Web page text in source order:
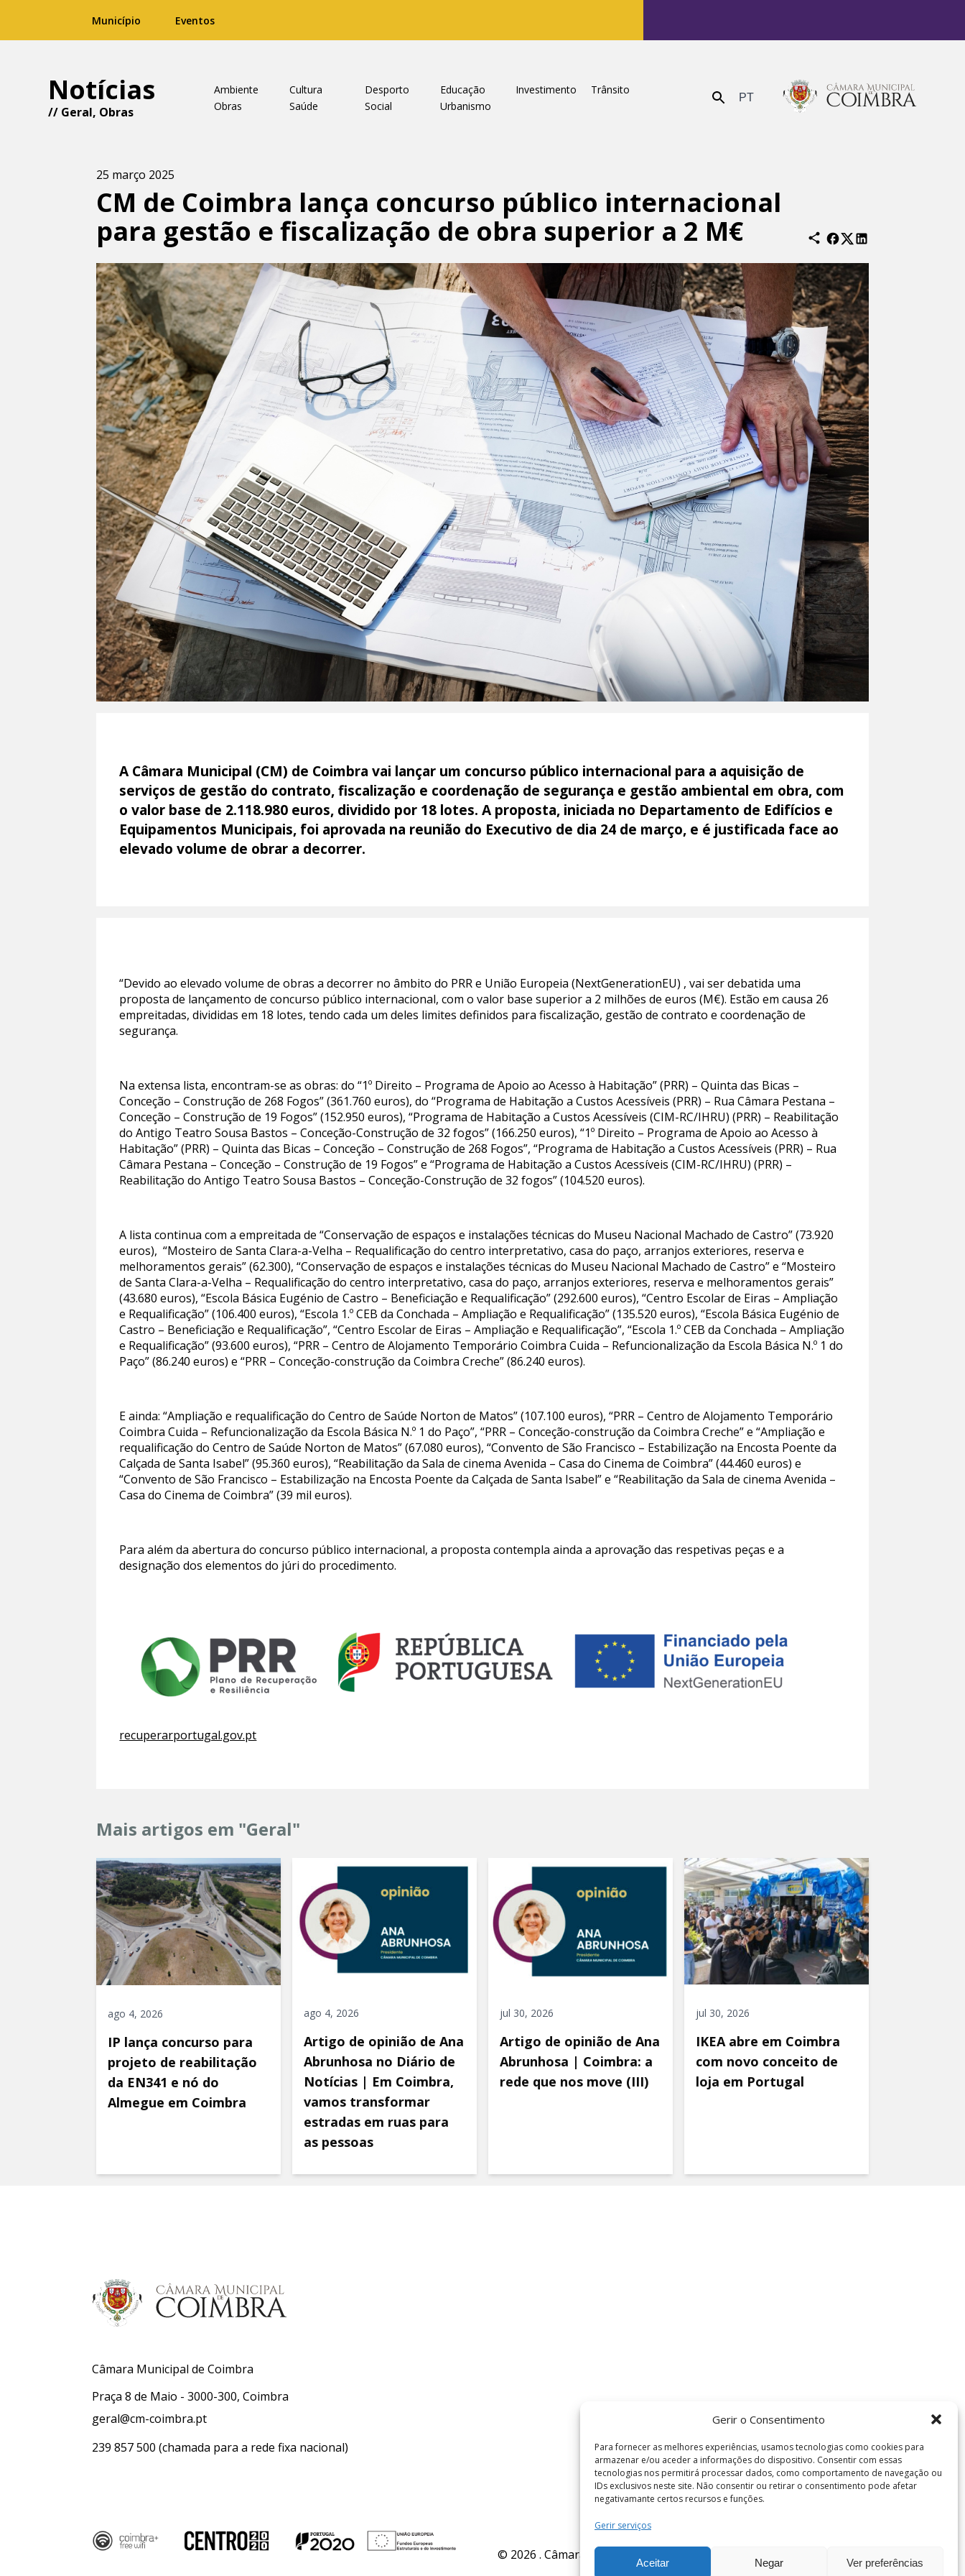
Gerir o Consentimento
Para fornecer as melhores experiências, usamos tecnologias como cookies para
armazenar e/ou aceder a informações do dispositivo. Consentir com essas
tecnologias nos permitirá processar dados, como comportamento de navegação ou
IDs exclusivos neste site. Não consentir ou retirar o consentimento pode afetar
negativamante certos recursos e funções.
Gerir serviços
Aceitar Negar Ver preferências
Município Eventos
Notícias
// Geral, Obras
Ambiente Cultura Desporto Educação Investimento
Trânsito
Obras
Saúde Social Urbanismo Enviar PT
25 março 2025
CM de Coimbra lança concurso público internacional
para gestão e fiscalização de obra superior a 2 M€
A Câmara Municipal (CM) de Coimbra vai lançar um concurso público internacional para a aquisição de
serviços de gestão do contrato, fiscalização e coordenação de segurança e gestão ambiental em obra, com
o valor base de 2.118.980 euros, dividido por 18 lotes. A proposta, iniciada no Departamento de Edifícios e
Equipamentos Municipais, foi aprovada na reunião do Executivo de dia 24 de março, e é justificada face ao
elevado volume de obrar a decorrer.
“Devido ao elevado volume de obras a decorrer no âmbito do PRR e União Europeia (NextGenerationEU) , vai ser debatida uma
proposta de lançamento de concurso público internacional, com o valor base superior a 2 milhões de euros (M€). Estão em causa 26
empreitadas, divididas em 18 lotes, tendo cada um deles limites definidos para fiscalização, gestão de contrato e coordenação de
segurança.
Na extensa lista, encontram-se as obras: do “1º Direito – Programa de Apoio ao Acesso à Habitação” (PRR) – Quinta das Bicas –
Conceção – Construção de 268 Fogos” (361.760 euros), do “Programa de Habitação a Custos Acessíveis (PRR) – Rua Câmara Pestana –
Conceção – Construção de 19 Fogos” (152.950 euros), “Programa de Habitação a Custos Acessíveis (CIM-RC/IHRU) (PRR) – Reabilitação
do Antigo Teatro Sousa Bastos – Conceção-Construção de 32 fogos” (166.250 euros), “1º Direito – Programa de Apoio ao Acesso à
Habitação” (PRR) – Quinta das Bicas – Conceção – Construção de 268 Fogos”, “Programa de Habitação a Custos Acessíveis (PRR) – Rua
Câmara Pestana – Conceção – Construção de 19 Fogos” e “Programa de Habitação a Custos Acessíveis (CIM-RC/IHRU) (PRR) –
Reabilitação do Antigo Teatro Sousa Bastos – Conceção-Construção de 32 fogos” (104.520 euros).
A lista continua com a empreitada de “Conservação de espaços e instalações técnicas do Museu Nacional Machado de Castro” (73.920
euros), “Mosteiro de Santa Clara-a-Velha – Requalificação do centro interpretativo, casa do paço, arranjos exteriores, reserva e
melhoramentos gerais” (62.300), “Conservação de espaços e instalações técnicas do Museu Nacional Machado de Castro” e “Mosteiro
de Santa Clara-a-Velha – Requalificação do centro interpretativo, casa do paço, arranjos exteriores, reserva e melhoramentos gerais”
(43.680 euros), “Escola Básica Eugénio de Castro – Beneficiação e Requalificação” (292.600 euros), “Centro Escolar de Eiras – Ampliação
e Requalificação” (106.400 euros), “Escola 1.º CEB da Conchada – Ampliação e Requalificação” (135.520 euros), “Escola Básica Eugénio de
Castro – Beneficiação e Requalificação”, “Centro Escolar de Eiras – Ampliação e Requalificação”, “Escola 1.º CEB da Conchada – Ampliação
e Requalificação” (93.600 euros), “PRR – Centro de Alojamento Temporário Coimbra Cuida – Refuncionalização da Escola Básica N.º 1 do
Paço” (86.240 euros) e “PRR – Conceção-construção da Coimbra Creche” (86.240 euros).
E ainda: “Ampliação e requalificação do Centro de Saúde Norton de Matos” (107.100 euros), “PRR – Centro de Alojamento Temporário
Coimbra Cuida – Refuncionalização da Escola Básica N.º 1 do Paço”, “PRR – Conceção-construção da Coimbra Creche” e “Ampliação e
requalificação do Centro de Saúde Norton de Matos” (67.080 euros), “Convento de São Francisco – Estabilização na Encosta Poente da
Calçada de Santa Isabel” (95.360 euros), “Reabilitação da Sala de cinema Avenida – Casa do Cinema de Coimbra” (44.460 euros) e
“Convento de São Francisco – Estabilização na Encosta Poente da Calçada de Santa Isabel” e “Reabilitação da Sala de cinema Avenida –
Casa do Cinema de Coimbra” (39 mil euros).
Para além da abertura do concurso público internacional, a proposta contempla ainda a aprovação das respetivas peças e a
designação dos elementos do júri do procedimento.
recuperarportugal.gov.pt
Mais artigos em "Geral"
ago 4, 2026
IP lança concurso para
projeto de reabilitação
da EN341 e nó do
Almegue em Coimbra
ago 4, 2026
Artigo de opinião de Ana
Abrunhosa no Diário de
Notícias | Em Coimbra,
vamos transformar
estradas em ruas para
as pessoas
jul 30, 2026
Artigo de opinião de Ana
Abrunhosa | Coimbra: a
rede que nos move (III)
jul 30, 2026
IKEA abre em Coimbra
com novo conceito de
loja em Portugal
Câmara Municipal de Coimbra
Praça 8 de Maio - 3000-300, Coimbra
geral@cm-coimbra.pt
239 857 500 (chamada para a rede fixa nacional)
© 2026 . Câmara Municipal de Coimbra . Todos os direitos reservados.